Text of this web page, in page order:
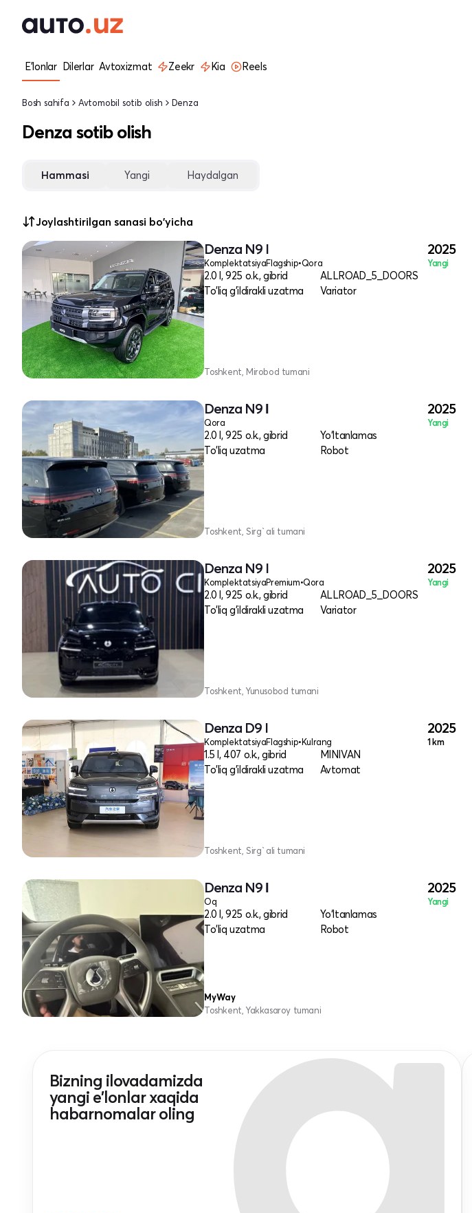
E'lonlar Dilerlar Avtoxizmat Zeekr Kia Reels
Bosh sahifa Avtomobil sotib olish Denza
Denza sotib olish
Hammasi Yangi Haydalgan
Joylashtirilgan sanasi bo'yicha
Denza N9 I
KomplektatsiyaFlagship•Qora
2.0 l, 925 o.k., gibrid
ALLROAD_5_DOORS
To'liq g'ildirakli uzatma
Variator
2025
Yangi
Toshkent, Mirobod tumani
Denza N9 Ι
Qora
2.0 l, 925 o.k., gibrid
Yo‘ltanlamas
To'liq uzatma
Robot
2025
Yangi
Toshkent, Sirg`ali tumani
Denza N9 I
KomplektatsiyaPremium•Qora
2.0 l, 925 o.k., gibrid
ALLROAD_5_DOORS
To'liq g'ildirakli uzatma
Variator
2025
Yangi
Toshkent, Yunusobod tumani
Denza D9 I
KomplektatsiyaFlagship•Kulrang
1.5 l, 407 o.k., gibrid
MINIVAN
To'liq g'ildirakli uzatma
Avtomat
2025
1 km
Toshkent, Sirg`ali tumani
Denza N9 Ι
Oq
2.0 l, 925 o.k., gibrid
Yo‘ltanlamas
To'liq uzatma
Robot
2025
Yangi
MyWay
Toshkent, Yakkasaroy tumani
Bizning ilovadamizda
yangi e'lonlar xaqida
habarnomalar oling